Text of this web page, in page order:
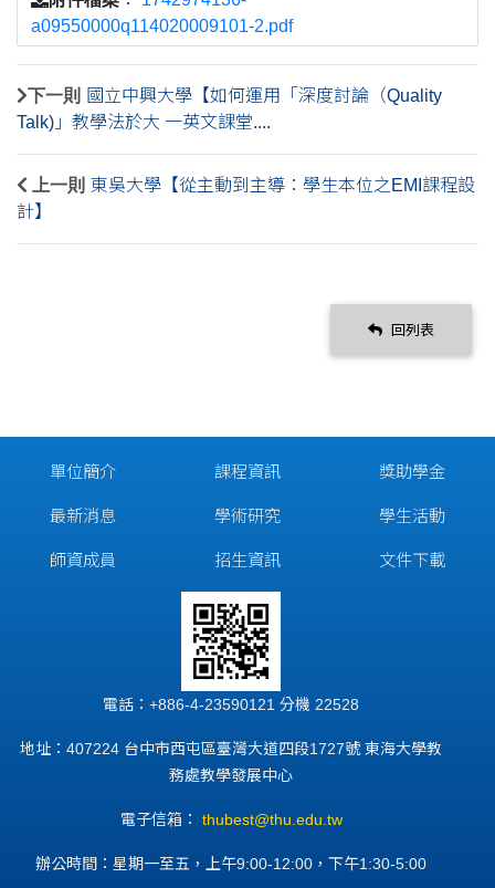
a09550000q114020009101-2.pdf
下一則
國立中興大學【如何運用「深度討論（Quality
Talk)」教學法於大 一英文課堂....
上一則 東吳大學【從主動到主導：學生本位之EMI課程設
計】
回列表
單位簡介
最新消息
師資成員
課程資訊
學術研究
招生資訊
獎助學金
學生活動
文件下載
電話：+886-4-23590121 分機 22528
地址：407224 台中市西屯區臺灣大道四段1727號 東海大學教
務處教學發展中心
電子信箱： thubest@thu.edu.tw
辦公時間：星期一至五，上午9:00-12:00，下午1:30-5:00